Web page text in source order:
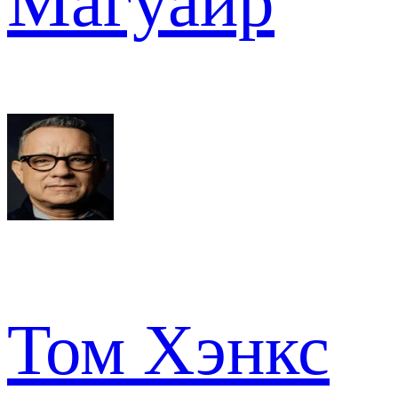
Том Хэнкс